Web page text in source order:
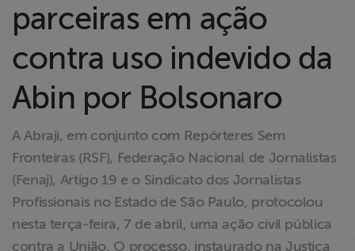
Documentários
dos
Homenageados
Notícias
Associe-se
Doe para
parceiras em ação
contra uso indevido da
Abin por Bolsonaro
A Abraji, em conjunto com Repórteres Sem
Fronteiras (RSF), Federação Nacional de Jornalistas
(Fenaj), Artigo 19 e o Sindicato dos Jornalistas
Profissionais no Estado de São Paulo, protocolou
nesta terça-feira, 7 de abril, uma ação civil pública
contra a União. O processo, instaurado na Justiça